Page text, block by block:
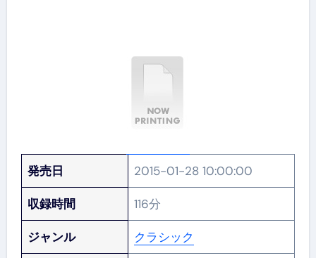
発売日 2015-01-28 10:00:00
収録時間 116分
ジャンル クラシック